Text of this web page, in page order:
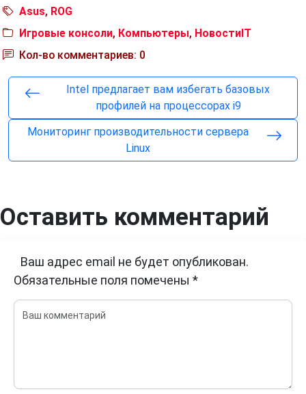
Asus, ROG
Игровые консоли, Компьютеры, НовостиIT
Кол-во комментариев: 0
Intel предлагает вам избегать базовых
профилей на процессорах i9
Мониторинг производительности сервера
Linux
Оставить комментарий
Ваш адрес email не будет опубликован.
Обязательные поля помечены *